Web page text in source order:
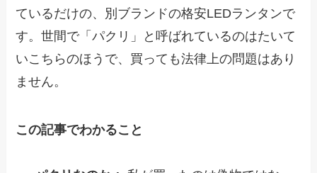
ているだけの、別ブランドの格安LEDランタンで
す。世間で「パクリ」と呼ばれているのはたいて
いこちらのほうで、買っても法律上の問題はあり
ません。
この記事でわかること